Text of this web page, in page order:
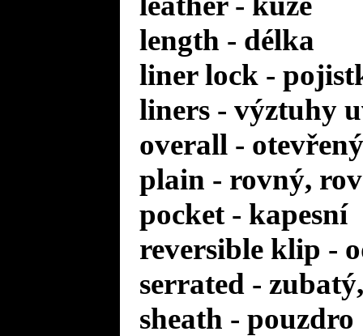
length - délka
liner lock -
liners - výztuhy
overall - otevřený
plain - rovný,
pocket - kapesní
reversible klip -
serrated -
sheath - pouzdro